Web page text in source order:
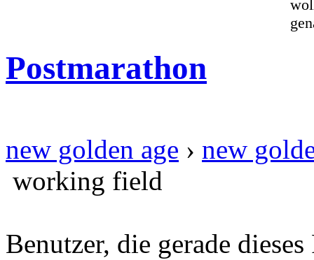
Postmarathon
new golden age › new
working field
Benutzer, die gerade